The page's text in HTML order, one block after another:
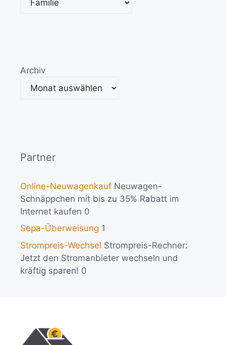
Archiv
Partner
Online-Neuwagenkauf Neuwagen-
Schnäppchen mit bis zu 35% Rabatt im
Internet kaufen 0
Sepa-Überweisung 1
Strompreis-Wechsel Strompreis-Rechner:
Jetzt den Stromanbieter wechseln und
kräftig sparen! 0